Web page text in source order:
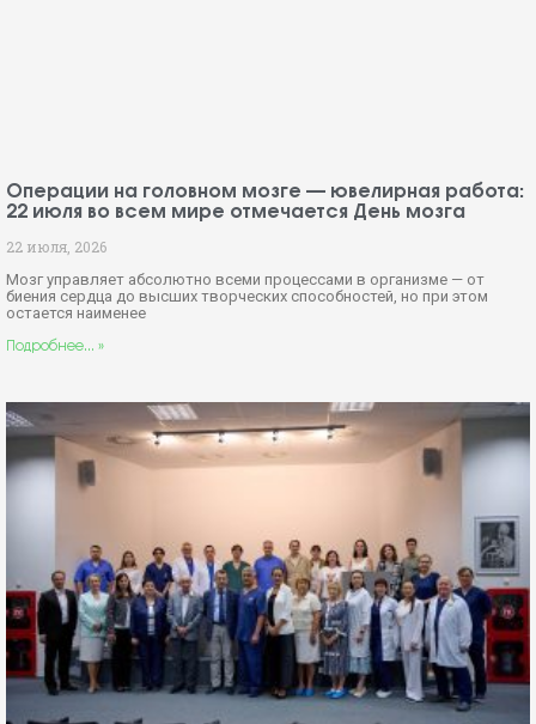
Операции на головном мозге — ювелирная работа:
22 июля во всем мире отмечается День мозга
22 июля, 2026
Мозг управляет абсолютно всеми процессами в организме — от
биения сердца до высших творческих способностей, но при этом
остается наименее
Подробнее... »